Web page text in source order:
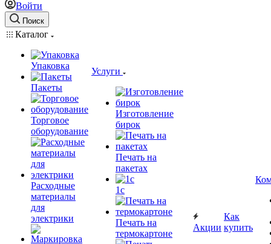
Войти
Поиск
Каталог
Упаковка
Пакеты
Торговое
оборудование
Расходные
материалы
для
электрики
Услуги
Изготовление
бирок
Печать на
пакетах
1c
Печать на
термокартоне
Акции
Как
купить